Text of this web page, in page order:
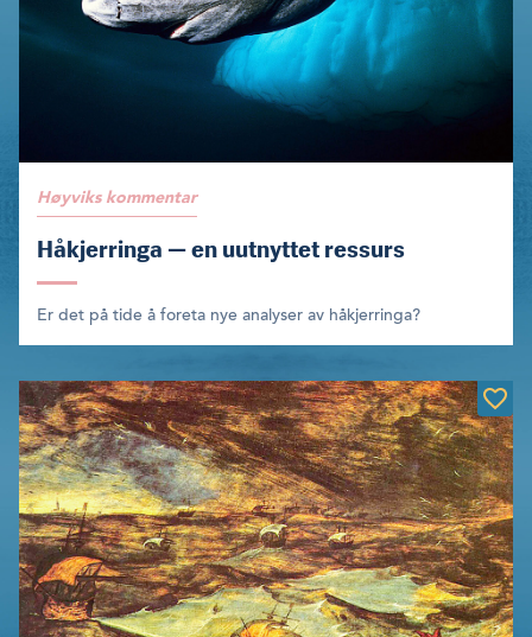
Høyviks kommentar
Håkjerringa — en uutnyttet ressurs
Er det på tide å foreta nye analyser av håkjerringa?